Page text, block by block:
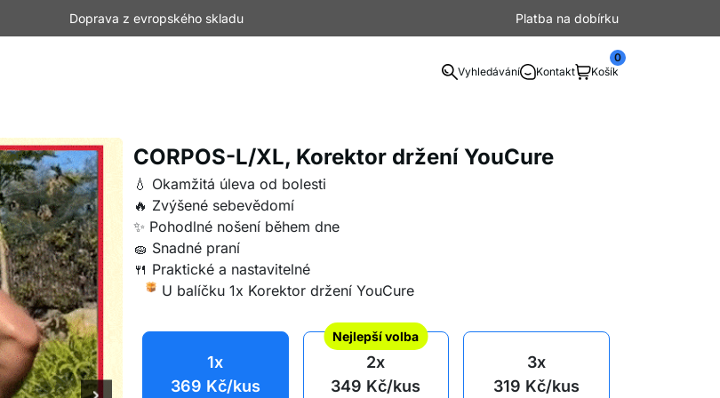
Doprava z evropského skladu Platba na dobírku
Vyhledávání Kontakt Košík
0
CORPOS-L/XL, Korektor držení YouCure
💧 Okamžitá úleva od bolesti
🔥 Zvýšené sebevědomí
✨ Pohodlné nošení během dne
🧽 Snadné praní
🍴 Praktické a nastavitelné
U balíčku 1x Korektor držení YouCure
1x
369 Kč/kus
Nejlepší volba
2x
349 Kč/kus
3x
319 Kč/kus